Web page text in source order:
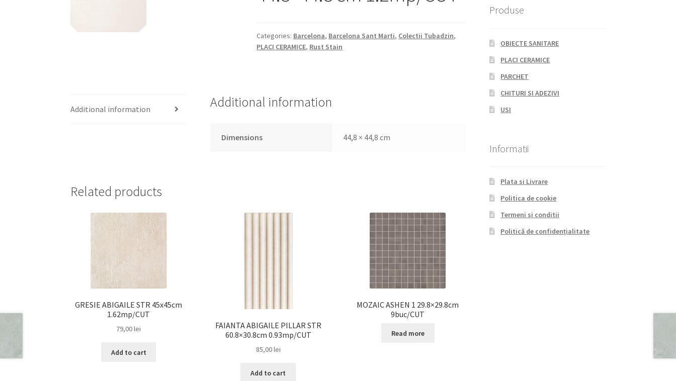
Categories: Barcelona, Barcelona Sant Marti, Colectii Tubadzin,
PLACI CERAMICE, Rust Stain
Additional information Additional information
Dimensions 44,8 × 44,8 cm
Related products
GRESIE ABIGAILE STR 45x45cm
1.62mp/CUT
79,00lei
Add to cart
FAIANTA ABIGAILE PILLAR STR
60.8×30.8cm 0.93mp/CUT
85,00lei
Add to cart
MOZAIC ASHEN 1 29.8×29.8cm
9buc/CUT
Read more
Produse
OBIECTE SANITARE
PLACI CERAMICE
PARCHET
CHITURI SI ADEZIVI
USI
Informatii
Plata si Livrare
Politica de cookie
Termeni si conditii
Politică de confidențialitate